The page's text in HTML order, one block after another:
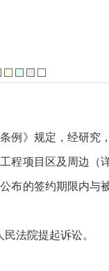
例》规定，经研究
程项目区及周边（
布的签约期限内与
法院提起诉讼。